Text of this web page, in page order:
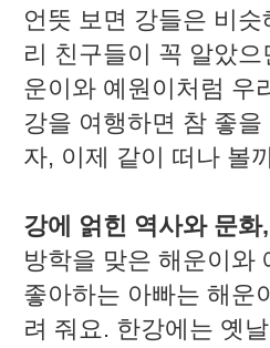
언뜻 보면 강들은 비
리 친구들이 꼭 알았
운이와 예원이처럼 우
강을 여행하면 참 좋
자, 이제 같이 떠나 볼
강에 얽힌 역사와 문
방학을 맞은 해운이와
좋아하는 아빠는 해운
려 줘요. 한강에는 옛